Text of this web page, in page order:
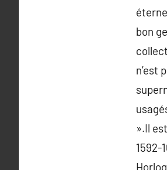
bon
n’est
».Il
1592-